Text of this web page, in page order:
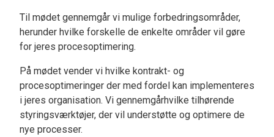
Til mødet gennemgår vi mulige forbedringsområder,
herunder hvilke forskelle de enkelte områder vil gøre
for jeres procesoptimering.
På mødet vender vi hvilke kontrakt- og
procesoptimeringer der med fordel kan implementeres
i jeres organisation. Vi gennemgårhvilke tilhørende
styringsværktøjer, der vil understøtte og optimere de
nye processer.